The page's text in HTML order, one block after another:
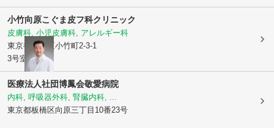
小竹向原こぐま皮フ科クリニック
皮膚科, 小児皮膚科, アレルギー科
東京都練馬区小竹町2-3-1
3号室
医療法人社団博鳳会敬愛病院
内科, 呼吸器外科, 腎臓内科, ...
東京都板橋区向原三丁目10番23号